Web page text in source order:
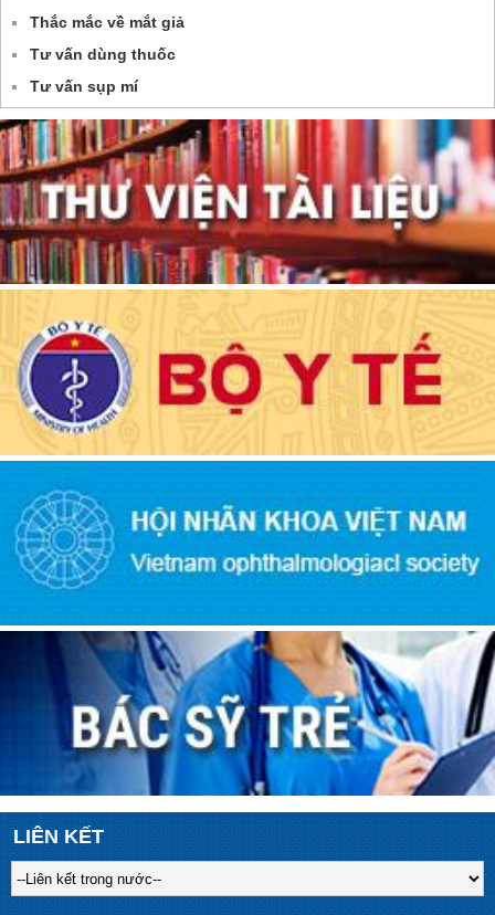
Thắc mắc về mắt giả
Tư vấn dùng thuốc
Tư vấn sụp mí
LIÊN KẾT